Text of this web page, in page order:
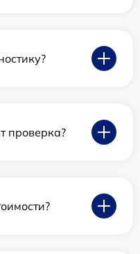
проверка?